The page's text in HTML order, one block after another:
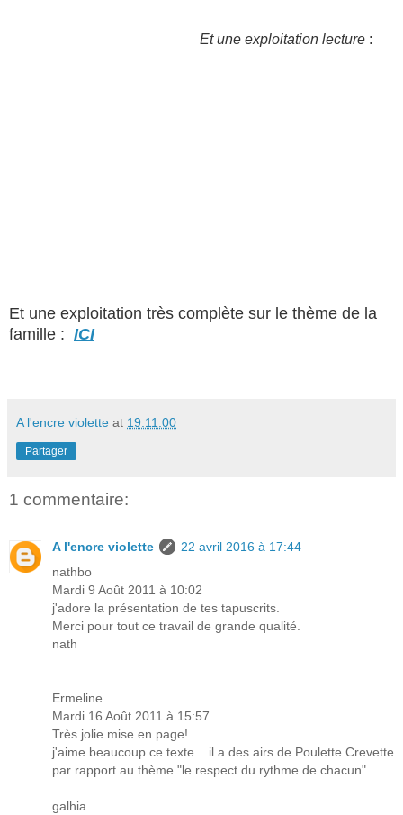
Et une exploitation lecture :
Et une exploitation très complète sur le thème de la
famille : ICI
A l'encre violette at 19:11:00
Partager
1 commentaire:
A l'encre violette
22 avril 2016 à 17:44
nathbo
Mardi 9 Août 2011 à 10:02
j'adore la présentation de tes tapuscrits.
Merci pour tout ce travail de grande qualité.
nath
Ermeline
Mardi 16 Août 2011 à 15:57
Très jolie mise en page!
j'aime beaucoup ce texte... il a des airs de Poulette Crevette
par rapport au thème "le respect du rythme de chacun"...
galhia